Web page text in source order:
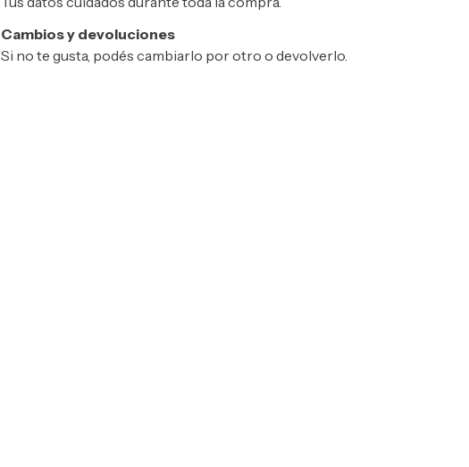
Cambios y devoluciones
Si no te gusta, podés cambiarlo por otro o devolverlo.